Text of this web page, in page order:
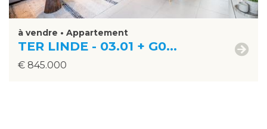
à vendre • Appartement
TER LINDE - 03.01 + G0...
€ 845.000